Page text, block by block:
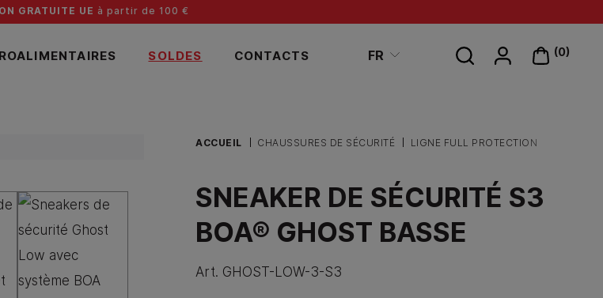
GRATUITE UE à partir de 100 €
SOLDES CONTACTS FR Search
on
(0)
ACCUEIL CHAUSSURES DE SÉCURITÉ LIGNE FULL PROTECTION
SNEAKER DE SÉCURITÉ S3
BOA® GHOST BASSE
Art. GHOST-LOW-3-S3